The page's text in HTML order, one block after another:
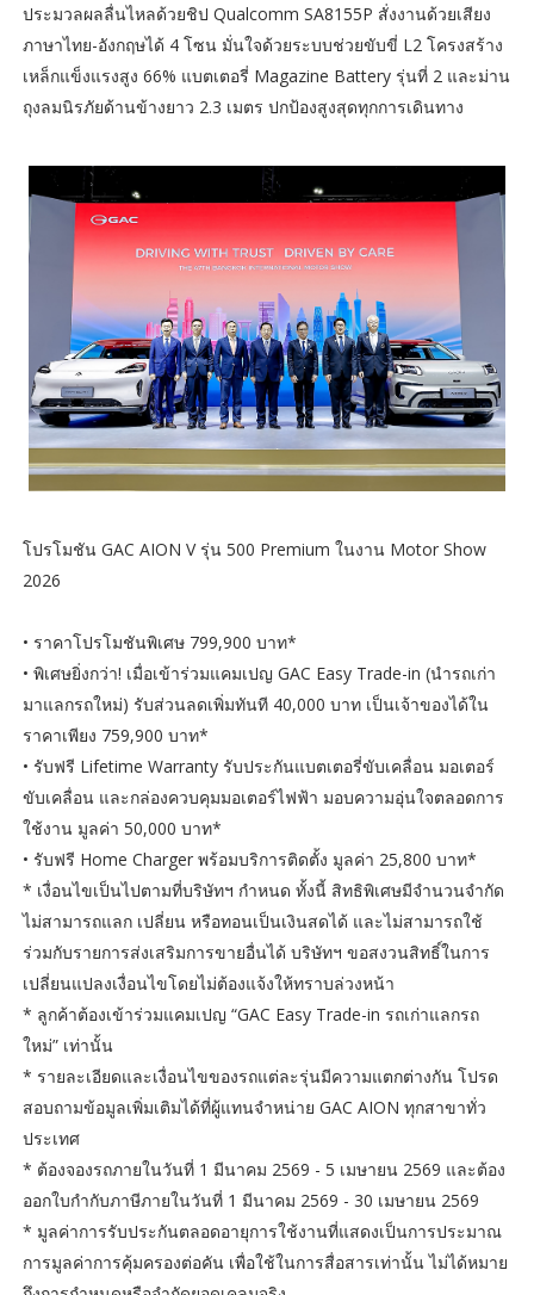
ประมวลผลลื่นไหลด้วยชิป Qualcomm SA8155P สั่งงานด้วยเสียง
ภาษาไทย-อังกฤษได้ 4 โซน มั่นใจด้วยระบบช่วยขับขี่ L2 โครงสร้าง
เหล็กแข็งแรงสูง 66% แบตเตอรี่ Magazine Battery รุ่นที่ 2 และม่าน
ถุงลมนิรภัยด้านข้างยาว 2.3 เมตร ปกป้องสูงสุดทุกการเดินทาง
โปรโมชัน GAC AION V รุ่น 500 Premium ในงาน Motor Show
2026
• ราคาโปรโมชันพิเศษ 799,900 บาท*
• พิเศษยิ่งกว่า! เมื่อเข้าร่วมแคมเปญ GAC Easy Trade-in (นำรถเก่า
มาแลกรถใหม่) รับส่วนลดเพิ่มทันที 40,000 บาท เป็นเจ้าของได้ใน
ราคาเพียง 759,900 บาท*
• รับฟรี Lifetime Warranty รับประกันแบตเตอรี่ขับเคลื่อน มอเตอร์
ขับเคลื่อน และกล่องควบคุมมอเตอร์ไฟฟ้า มอบความอุ่นใจตลอดการ
ใช้งาน มูลค่า 50,000 บาท*
• รับฟรี Home Charger พร้อมบริการติดตั้ง มูลค่า 25,800 บาท*
* เงื่อนไขเป็นไปตามที่บริษัทฯ กำหนด ทั้งนี้ สิทธิพิเศษมีจำนวนจำกัด
ไม่สามารถแลก เปลี่ยน หรือทอนเป็นเงินสดได้ และไม่สามารถใช้
ร่วมกับรายการส่งเสริมการขายอื่นได้ บริษัทฯ ขอสงวนสิทธิ์ในการ
เปลี่ยนแปลงเงื่อนไขโดยไม่ต้องแจ้งให้ทราบล่วงหน้า
* ลูกค้าต้องเข้าร่วมแคมเปญ “GAC Easy Trade-in รถเก่าแลกรถ
ใหม่” เท่านั้น
* รายละเอียดและเงื่อนไขของรถแต่ละรุ่นมีความแตกต่างกัน โปรด
สอบถามข้อมูลเพิ่มเติมได้ที่ผู้แทนจำหน่าย GAC AION ทุกสาขาทั่ว
ประเทศ
* ต้องจองรถภายในวันที่ 1 มีนาคม 2569 - 5 เมษายน 2569 และต้อง
ออกใบกำกับภาษีภายในวันที่ 1 มีนาคม 2569 - 30 เมษายน 2569
* มูลค่าการรับประกันตลอดอายุการใช้งานที่แสดงเป็นการประมาณ
การมูลค่าการคุ้มครองต่อคัน เพื่อใช้ในการสื่อสารเท่านั้น ไม่ได้หมาย